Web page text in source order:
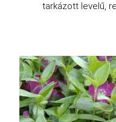
tarkázott levelű,